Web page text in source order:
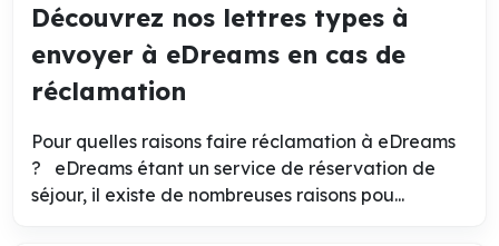
Découvrez nos lettres types à
envoyer à eDreams en cas de
réclamation
Pour quelles raisons faire réclamation à eDreams
? eDreams étant un service de réservation de
séjour, il existe de nombreuses raisons pou...